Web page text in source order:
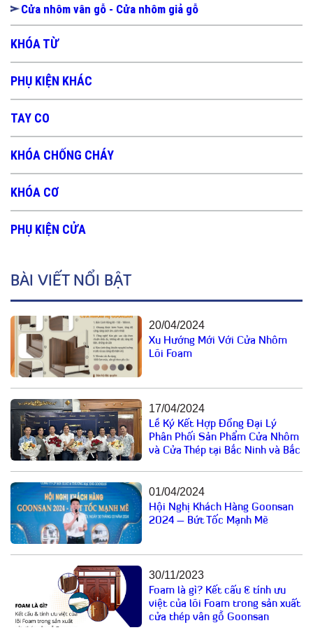
Cửa nhôm vân gỗ - Cửa nhôm giả gỗ
KHÓA TỪ
PHỤ KIỆN KHÁC
TAY CO
KHÓA CHỐNG CHÁY
KHÓA CƠ
PHỤ KIỆN CỬA
BÀI VIẾT NỔI BẬT
20/04/2024
Xu Hướng Mới Với Cửa Nhôm
Lõi Foam
17/04/2024
Lễ Ký Kết Hợp Đồng Đại Lý
Phân Phối Sản Phẩm Cửa Nhôm
và Cửa Thép tại Bắc Ninh và Bắc
01/04/2024
Hội Nghị Khách Hàng Goonsan
2024 – Bứt Tốc Mạnh Mẽ
30/11/2023
Foam là gì? Kết cấu & tính ưu
việt của lõi Foam trong sản xuất
cửa thép vân gỗ Goonsan